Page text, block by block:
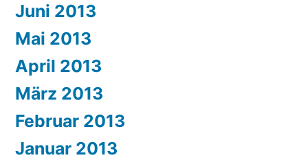
Juni 2013
Mai 2013
April 2013
März 2013
Februar 2013
Januar 2013